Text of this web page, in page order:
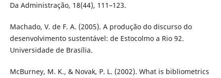
Da Administração, 18(44), 111–123.
Machado, V. de F. A. (2005). A produção do discurso do
desenvolvimento sustentável: de Estocolmo a Rio 92.
Universidade de Brasília.
McBurney, M. K., & Novak, P. L. (2002). What is bibliometrics